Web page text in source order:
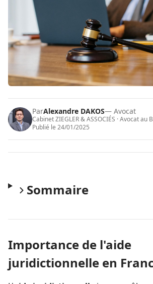
ParAlexandre DAKOS— Avocat
Cabinet ZIEGLER & ASSOCIÉS · Avocat au
Publié le 24/01/2025
Sommaire
Importance de l'aide
juridictionnelle en